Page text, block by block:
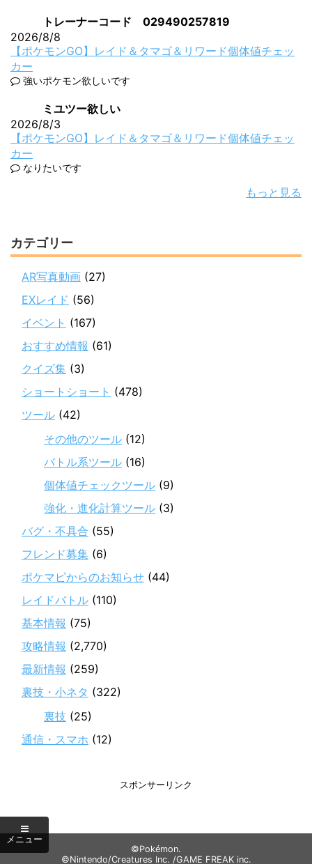
トレーナーコード 029490257819
2026/8/8
【ポケモンGO】レイド＆タマゴ＆リワード個体値チェッ
カー
強いポケモン欲しいです
ミユツー欲しい
2026/8/3
【ポケモンGO】レイド＆タマゴ＆リワード個体値チェッ
カー
なりたいです
もっと見る
カテゴリー
AR写真動画 (27)
EXレイド (56)
イベント (167)
おすすめ情報 (61)
クイズ集 (3)
ショートショート (478)
ツール (42)
その他のツール (12)
バトル系ツール (16)
個体値チェックツール (9)
強化・進化計算ツール (3)
バグ・不具合 (55)
フレンド募集 (6)
ポケマピからのお知らせ (44)
レイドバトル (110)
基本情報 (75)
攻略情報 (2,770)
最新情報 (259)
裏技・小ネタ (322)
裏技 (25)
通信・スマホ (12)
スポンサーリンク
©Pokémon.
©Nintendo/Creatures Inc. /GAME FREAK inc.